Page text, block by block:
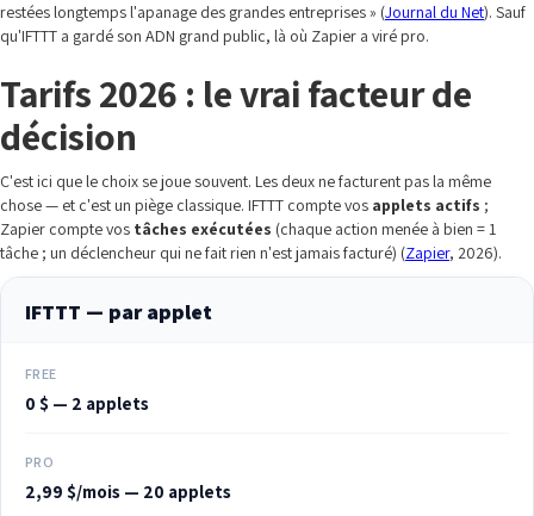
restées longtemps l'apanage des grandes entreprises » (Journal du Net). Sauf
qu'IFTTT a gardé son ADN grand public, là où Zapier a viré pro.
Tarifs 2026 : le vrai facteur de
décision
C'est ici que le choix se joue souvent. Les deux ne facturent pas la même
chose — et c'est un piège classique. IFTTT compte vos applets actifs ;
Zapier compte vos tâches exécutées (chaque action menée à bien = 1
tâche ; un déclencheur qui ne fait rien n'est jamais facturé) (Zapier, 2026).
IFTTT — par applet
FREE
0 $ — 2 applets
PRO
2,99 $/mois — 20 applets